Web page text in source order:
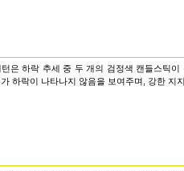
턴은 하락 추세 중 두 개의 검정색 캔들스틱
하락이 나타나지 않음을 보여주며, 강한 지